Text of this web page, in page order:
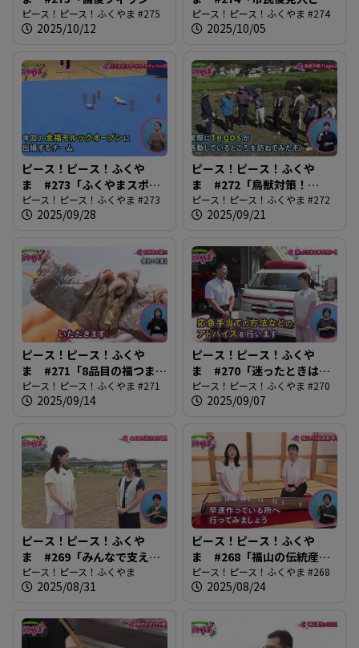
＆備後福山ワインフェス」
ピース！ピース！ふくやま #275
2025/10/12
は？」
ピース！ピース！ふくやま #274
2025/10/05
ピース！ピース！ふくや
ま #273「ふくやまスポー
ツフェスティバル2025」
ピース！ピース！ふくやま #273
2025/09/28
ピース！ピース！ふくや
ま #272「鳥獣対策！
tegos出動」
ピース！ピース！ふくやま #272
2025/09/21
ピース！ピース！ふくや
ま #271「8品目の福つま
み」
ピース！ピース！ふくやま #271
2025/09/14
ピース！ピース！ふくや
ま #270「迷ったときは
#7119へ相談」
ピース！ピース！ふくやま #270
2025/09/07
ピース！ピース！ふくや
ま #269「みんなで支え合
う 認知症」
ピース！ピース！ふくやま
2025/08/31
ピース！ピース！ふくや
ま #268「福山の伝統産業
琴づくり」
ピース！ピース！ふくやま #268
2025/08/24